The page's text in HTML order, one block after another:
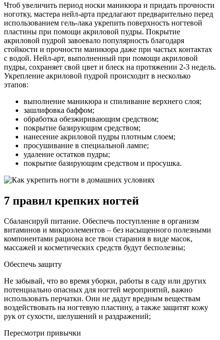
Чтоб увеличить период носки маникюра и придать прочности
ноготку, мастера нейл-арта предлагают предварительно перед
использованием гель-лака укрепить поверхность ногтевой
пластины при помощи акриловой пудры. Покрытие
акриловой пудрой завоевало популярность благодаря
стойкости и прочности маникюра даже при частых контактах
с водой. Нейл-арт, выполненный при помощи акриловой
пудры, сохраняет свой цвет и блеск на протяжении 2-3 недель.
Укрепление акриловой пудрой происходит в несколько
этапов:
выполнение маникюра и спиливание верхнего слоя;
зашлифовка баффом;
обработка обезжиривающим средством;
покрытие базирующим средством;
нанесение акриловой пудры плотным слоем;
просушивание в специальной лампе;
удаление остатков пудры;
покрытие базирующим средством и просушка.
7 правил крепких ногтей
Сбалансируй питание. Обеспечь поступление в организм
витаминов и микроэлементов – без насыщенного полезными
компонентами рациона все твои старания в виде масок,
массажей и косметических средств будут бесполезны;
Обеспечь защиту
Не забывай, что во время уборки, работы в саду или других
потенциально опасных для ногтей мероприятий, важно
использовать перчатки. Они не дадут вредным веществам
воздействовать на ногтевую пластину, а также защитят кожу
рук от сухости, шелушений и раздражений;
Пересмотри привычки